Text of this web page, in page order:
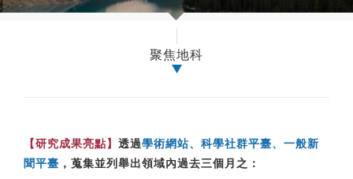
聚焦地科
【研究成果亮點】 透過學術網站、科學社群平臺、一般新
聞平臺 ，蒐集並列舉出領域內過去三個月之：